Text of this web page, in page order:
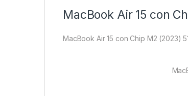
MacBook Air 15 con
MacBook Air 15 con Chip M2 (2023)